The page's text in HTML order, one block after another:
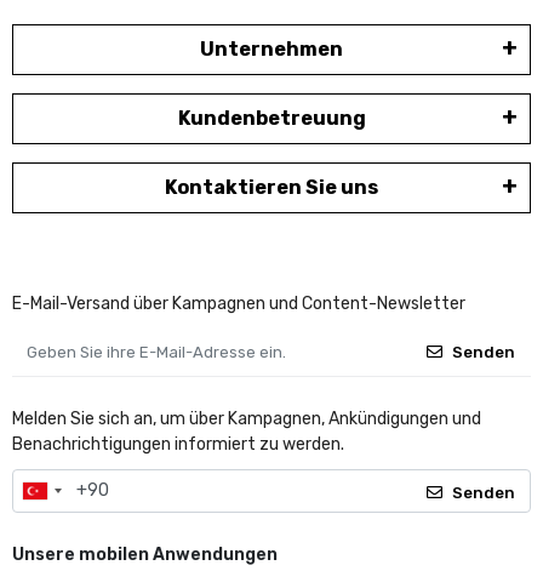
Unternehmen
Kundenbetreuung
Kontaktieren Sie uns
E-Mail-Versand über Kampagnen und Content-Newsletter
Senden
Melden Sie sich an, um über Kampagnen, Ankündigungen und
Benachrichtigungen informiert zu werden.
Senden
Unsere mobilen Anwendungen